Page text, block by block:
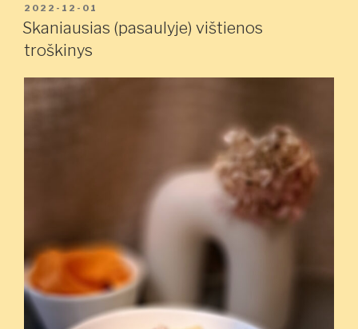
svogūnai”
PASKELBTA
2022-12-01
Skaniausias (pasaulyje) vištienos
troškinys